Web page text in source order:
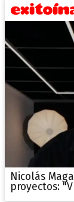
Nicolás
proyectos: